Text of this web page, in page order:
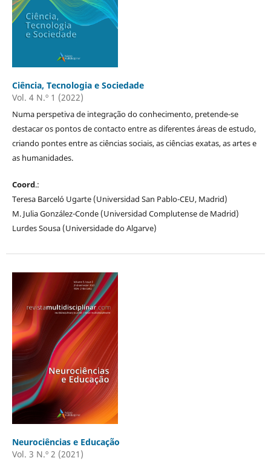
Ciência, Tecnologia e Sociedade
Vol. 4 N.º 1 (2022)
Numa perspetiva de integração do conhecimento, pretende-se
destacar os pontos de contacto entre as diferentes áreas de estudo,
criando pontes entre as ciências sociais, as ciências exatas, as artes e
as humanidades.
Coord.:
Teresa Barceló Ugarte (Universidad San Pablo-CEU, Madrid)
M. Julia González-Conde (Universidad Complutense de Madrid)
Lurdes Sousa (Universidade do Algarve)
Neurociências e Educação
Vol. 3 N.º 2 (2021)